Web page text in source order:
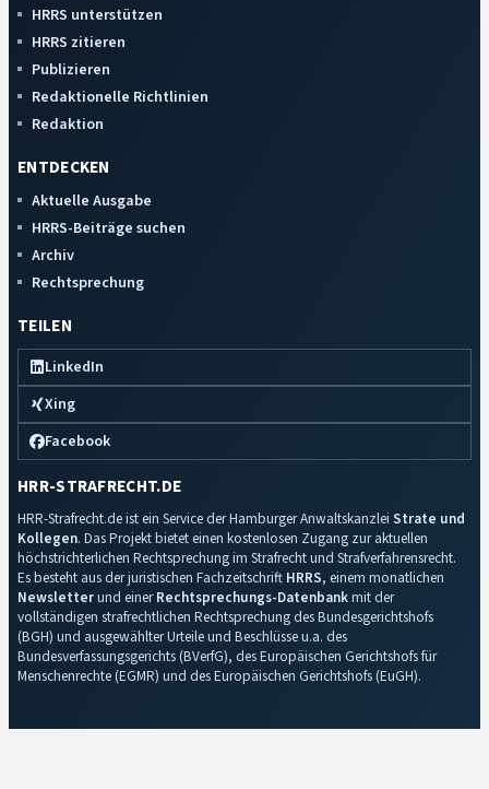
HRRS unterstützen
HRRS zitieren
Publizieren
Redaktionelle Richtlinien
Redaktion
ENTDECKEN
Aktuelle Ausgabe
HRRS-Beiträge suchen
Archiv
Rechtsprechung
TEILEN
LinkedIn
Xing
Facebook
HRR-STRAFRECHT.DE
HRR-Strafrecht.de ist ein Service der Hamburger Anwaltskanzlei Strate und
Kollegen. Das Projekt bietet einen kostenlosen Zugang zur aktuellen
höchstrichterlichen Rechtsprechung im Strafrecht und Strafverfahrensrecht.
Es besteht aus der juristischen Fachzeitschrift HRRS, einem monatlichen
Newsletterund einerRechtsprechungs-Datenbankmit der
vollständigen strafrechtlichen Rechtsprechung des Bundesgerichtshofs
(BGH) und ausgewählter Urteile und Beschlüsse u.a. des
Bundesverfassungsgerichts (BVerfG), des Europäischen Gerichtshofs für
Menschenrechte (EGMR) und des Europäischen Gerichtshofs (EuGH).